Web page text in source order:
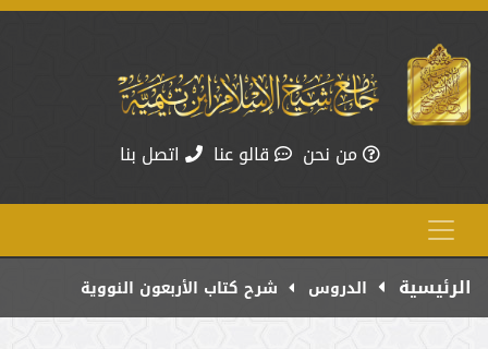
من نحن قالو عنا اتصل بنا
الرئيسية الدروس شرح كتاب الأربعون النووية